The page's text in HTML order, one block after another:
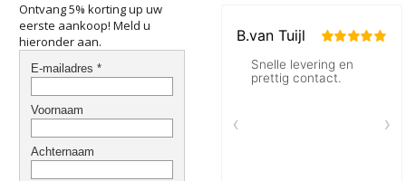
Ontvang 5% korting up uw
eerste aankoop! Meld u
hieronder aan.